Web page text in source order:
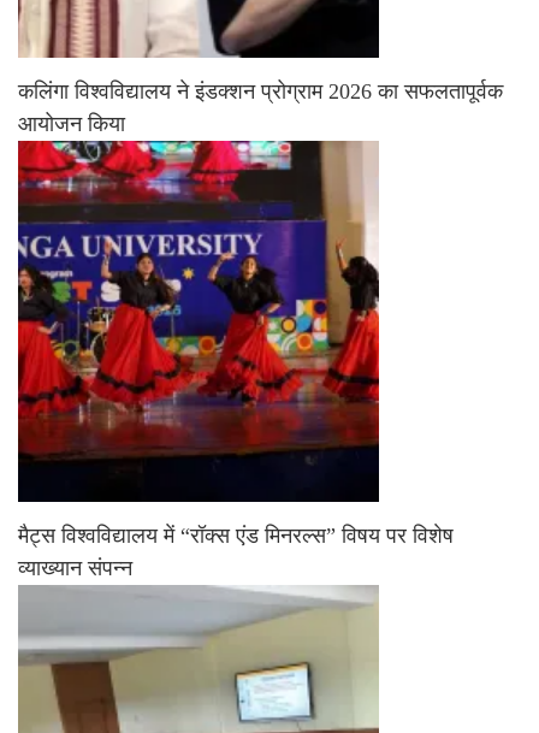
कलिंगा विश्वविद्यालय ने इंडक्शन प्रोग्राम 2026 का सफलतापूर्वक
आयोजन किया
मैट्स विश्वविद्यालय में “रॉक्स एंड मिनरल्स” विषय पर विशेष
व्याख्यान संपन्न